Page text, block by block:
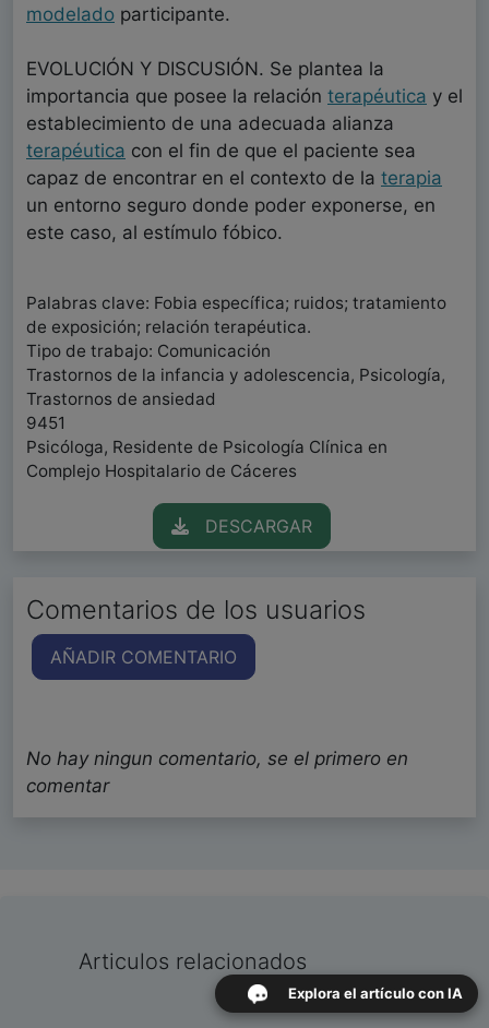
modelado participante.
EVOLUCIÓN Y DISCUSIÓN. Se plantea la
importancia que posee la relación terapéutica y el
establecimiento de una adecuada alianza
terapéutica con el fin de que el paciente sea
capaz de encontrar en el contexto de la terapia
un entorno seguro donde poder exponerse, en
este caso, al estímulo fóbico.
Palabras clave: Fobia específica; ruidos; tratamiento
de exposición; relación terapéutica.
Tipo de trabajo: Comunicación
Trastornos de la infancia y adolescencia, Psicología,
Trastornos de ansiedad
9451
Psicóloga, Residente de Psicología Clínica en
Complejo Hospitalario de Cáceres
DESCARGAR
Comentarios de los usuarios
AÑADIR COMENTARIO
No hay ningun comentario, se el primero en
comentar
Articulos relacionados
Explora el artículo con IA